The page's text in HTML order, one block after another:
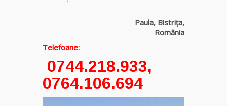
neagră
Vanessa
Morgana,
Paula, Bistrița,
România
Telefoane:
0744.218.933,
0764.106.694